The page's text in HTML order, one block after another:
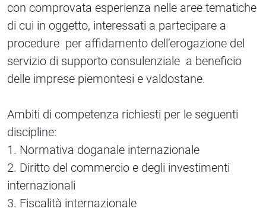
con comprovata esperienza nelle aree tematiche
di cui in oggetto, interessati a partecipare a
procedure per affidamento dell’erogazione del
servizio di supporto consulenziale a beneficio
delle imprese piemontesi e valdostane.
Ambiti di competenza richiesti per le seguenti
discipline:
1. Normativa doganale internazionale
2. Diritto del commercio e degli investimenti
internazionali
3. Fiscalità internazionale